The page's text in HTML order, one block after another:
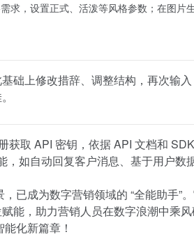
求，设置正式、活泼等风格参数；在图片
础上修改措辞、调整结构，再次输
获取 API 密钥，依据 API 文档和
如自动回复客户消息、基于用户数
已成为数字营销领域的 “全能助手”
能，助力营销人员在数字浪潮中乘
化新篇章！